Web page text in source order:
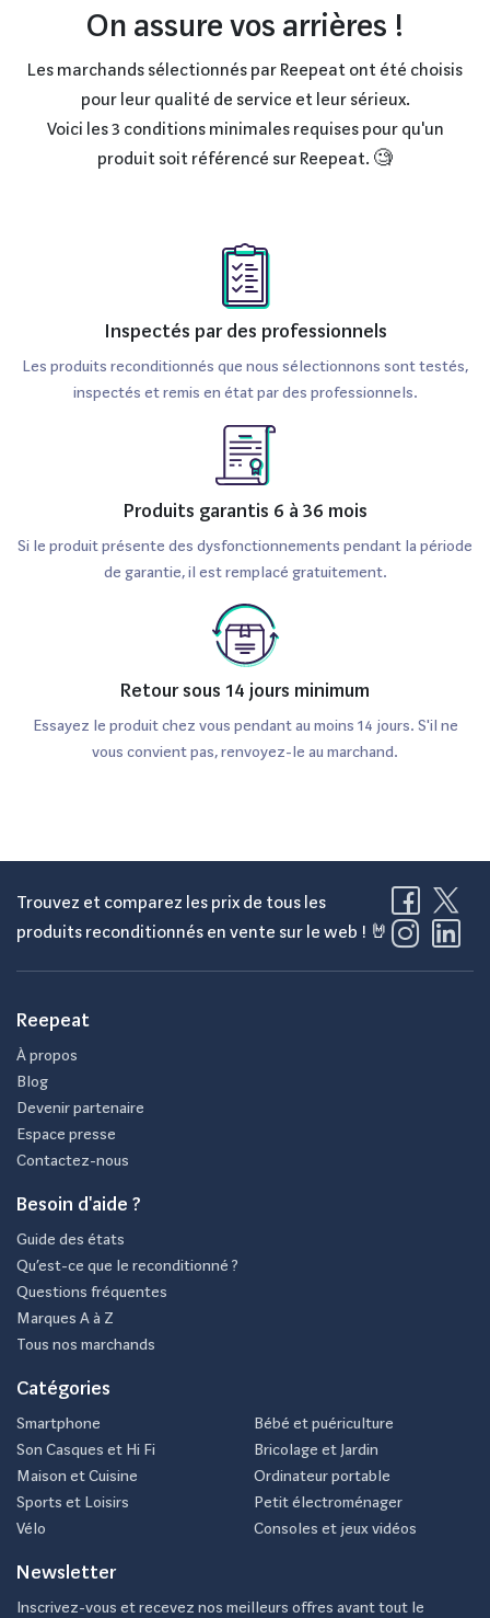
On assure vos arrières !
Les marchands sélectionnés par Reepeat ont été choisis
pour leur qualité de service et leur sérieux.
Voici les 3 conditions minimales requises pour qu'un
produit soit référencé sur Reepeat. 🧐
Inspectés par des professionnels
Les produits reconditionnés que nous sélectionnons sont testés,
inspectés et remis en état par des professionnels.
Produits garantis 6 à 36 mois
Si le produit présente des dysfonctionnements pendant la période
de garantie, il est remplacé gratuitement.
Retour sous 14 jours minimum
Essayez le produit chez vous pendant au moins 14 jours. S'il ne
vous convient pas, renvoyez-le au marchand.
Trouvez et comparez les prix de tous les
produits reconditionnés en vente sur le web ! 🤘
Reepeat
À propos
Blog
Devenir partenaire
Espace presse
Contactez-nous
Besoin d'aide ?
Guide des états
Qu’est-ce que le reconditionné ?
Questions fréquentes
Marques A à Z
Tous nos marchands
Catégories
Smartphone
Son Casques et Hi Fi
Maison et Cuisine
Sports et Loisirs
Vélo
Bébé et puériculture
Bricolage et Jardin
Ordinateur portable
Petit électroménager
Consoles et jeux vidéos
Newsletter
Inscrivez-vous et recevez nos meilleurs offres avant tout le